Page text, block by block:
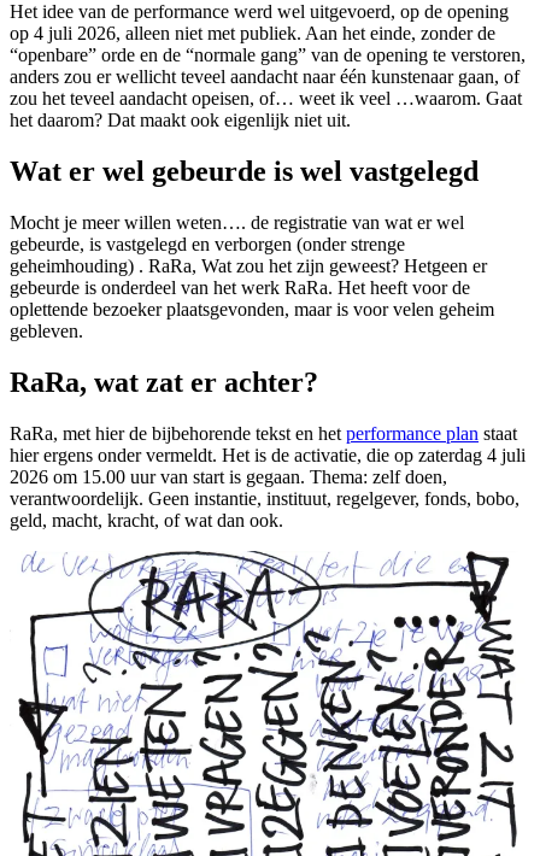
Het idee van de performance werd wel uitgevoerd, op de opening
op 4 juli 2026, alleen niet met publiek. Aan het einde, zonder de
“openbare” orde en de “normale gang” van de opening te verstoren,
anders zou er wellicht teveel aandacht naar één kunstenaar gaan, of
zou het teveel aandacht opeisen, of… weet ik veel …waarom. Gaat
het daarom? Dat maakt ook eigenlijk niet uit.
Wat er wel gebeurde is wel vastgelegd
Mocht je meer willen weten…. de registratie van wat er wel
gebeurde, is vastgelegd en verborgen (onder strenge
geheimhouding) . RaRa, Wat zou het zijn geweest? Hetgeen er
gebeurde is onderdeel van het werk RaRa. Het heeft voor de
oplettende bezoeker plaatsgevonden, maar is voor velen geheim
gebleven.
RaRa, wat zat er achter?
RaRa, met hier de bijbehorende tekst en het performance plan staat
hier ergens onder vermeldt. Het is de activatie, die op zaterdag 4 juli
2026 om 15.00 uur van start is gegaan. Thema: zelf doen,
verantwoordelijk. Geen instantie, instituut, regelgever, fonds, bobo,
geld, macht, kracht, of wat dan ook.